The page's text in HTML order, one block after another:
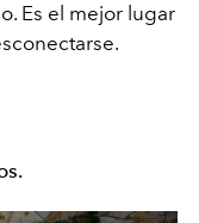
Es el mejor lugar